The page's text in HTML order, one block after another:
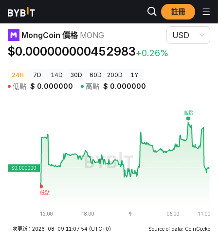
註冊
加密貨幣價格
MongCoin 價格 MONG
$0.000000000452983+0.26%
USD
24H 7D 14D 30D 60D 200D 1Y
低點 $ 0.000000 高點 $ 0.000000
上次更新：2026-08-09 11:07:54 (UTC+0) Source of data: CoinGecko